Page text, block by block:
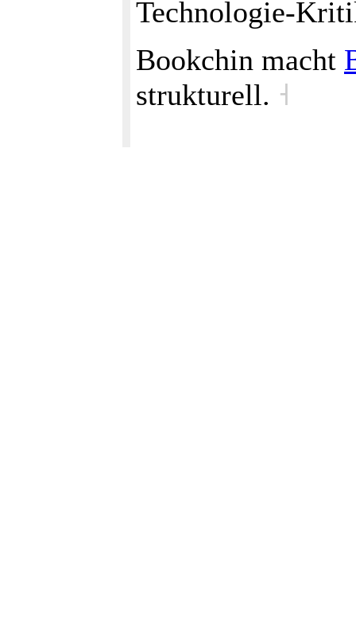
Bookchin macht
strukturell. ˧